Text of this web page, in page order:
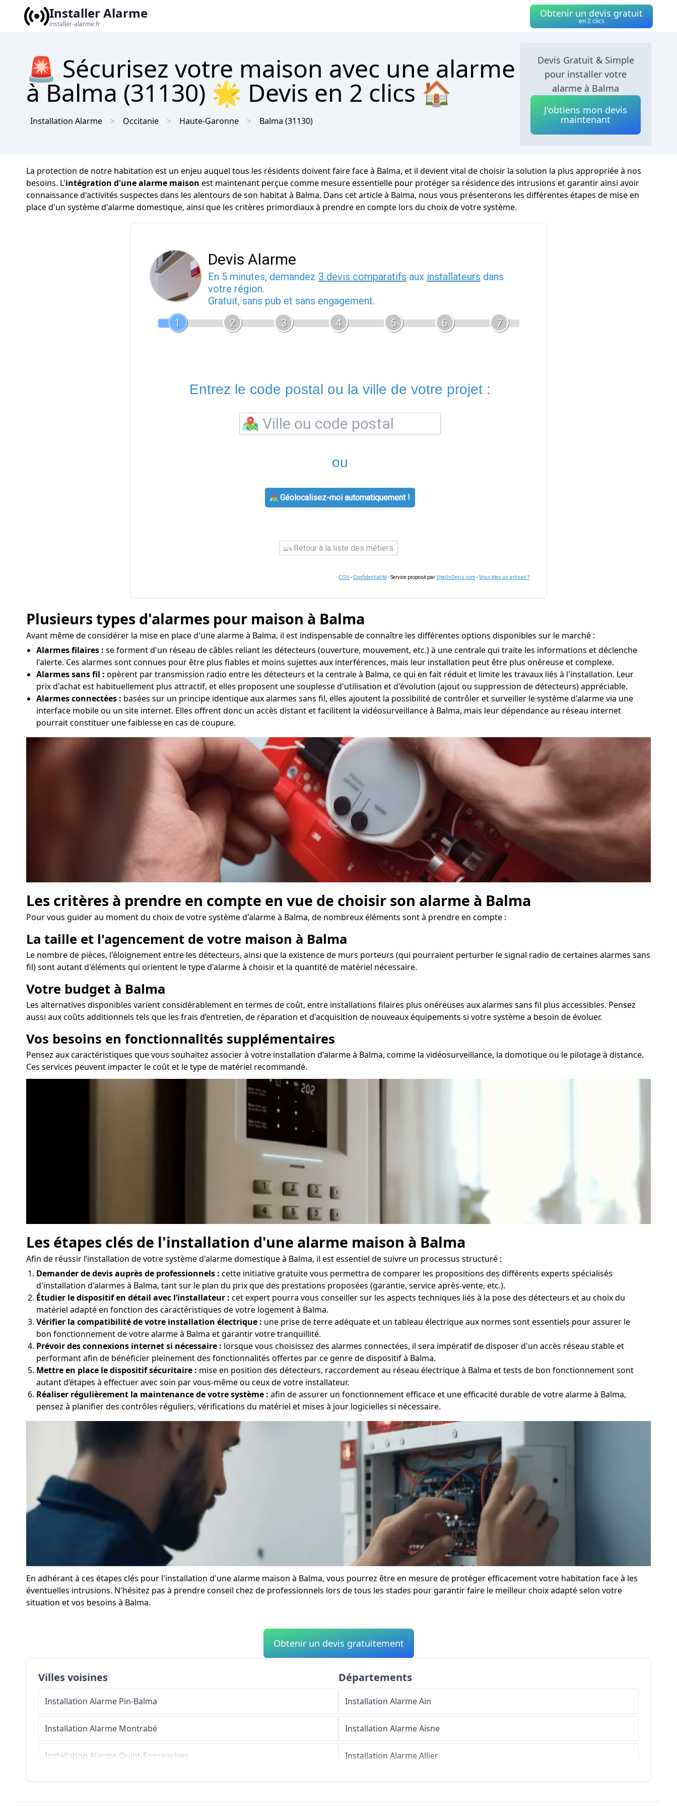
Installer Alarme
installer-alarme.fr
Obtenir un devis gratuit
en 2 clics
🚨 Sécurisez votre maison avec une alarme
à Balma (31130) 🌟 Devis en 2 clics 🏠
Installation Alarme Occitanie Haute-Garonne Balma (31130)
Devis Gratuit & Simple
pour installer votre
alarme à Balma
J'obtiens mon devis
maintenant
La protection de notre habitation est un enjeu auquel tous les résidents doivent faire face à Balma, et il devient vital de choisir la solution la plus appropriée à nos
besoins. L'intégration d'une alarme maison est maintenant perçue comme mesure essentielle pour protéger sa résidence des intrusions et garantir ainsi avoir
connaissance d'activités suspectes dans les alentours de son habitat à Balma. Dans cet article à Balma, nous vous présenterons les différentes étapes de mise en
place d'un système d'alarme domestique, ainsi que les critères primordiaux à prendre en compte lors du choix de votre système.
Devis Alarme
En 5 minutes, demandez 3 devis comparatifs aux installateurs dans
votre région.
Gratuit, sans pub et sans engagement.
1
2 3 4 5 6 7
Entrez le code postal ou la ville de votre projet :
ou
Géolocalisez-moi automatiquement !
Retour à la liste des métiers
CGU - Confidentialité- Service proposé parViteUnDevis.com -Vous êtes un artisan ?
Plusieurs types d'alarmes pour maison à Balma
Avant même de considérer la mise en place d'une alarme à Balma, il est indispensable de connaître les différentes options disponibles sur le marché :
Alarmes filaires : se forment d'un réseau de câbles reliant les détecteurs (ouverture, mouvement, etc.) à une centrale qui traite les informations et déclenche
l'alerte. Ces alarmes sont connues pour être plus fiables et moins sujettes aux interférences, mais leur installation peut être plus onéreuse et complexe.
Alarmes sans fil : opèrent par transmission radio entre les détecteurs et la centrale à Balma, ce qui en fait réduit et limite les travaux liés à l'installation. Leur
prix d'achat est habituellement plus attractif, et elles proposent une souplesse d'utilisation et d'évolution (ajout ou suppression de détecteurs) appréciable.
Alarmes connectées : basées sur un principe identique aux alarmes sans fil, elles ajoutent la possibilité de contrôler et surveiller le système d'alarme via une
interface mobile ou un site internet. Elles offrent donc un accès distant et facilitent la vidéosurveillance à Balma, mais leur dépendance au réseau internet
pourrait constituer une faiblesse en cas de coupure.
Les critères à prendre en compte en vue de choisir son alarme à Balma
Pour vous guider au moment du choix de votre système d'alarme à Balma, de nombreux éléments sont à prendre en compte :
La taille et l'agencement de votre maison à Balma
Le nombre de pièces, l'éloignement entre les détecteurs, ainsi que la existence de murs porteurs (qui pourraient perturber le signal radio de certaines alarmes sans
fil) sont autant d'éléments qui orientent le type d'alarme à choisir et la quantité de matériel nécessaire.
Votre budget à Balma
Les alternatives disponibles varient considérablement en termes de coût, entre installations filaires plus onéreuses aux alarmes sans fil plus accessibles. Pensez
aussi aux coûts additionnels tels que les frais d’entretien, de réparation et d'acquisition de nouveaux équipements si votre système a besoin de évoluer.
Vos besoins en fonctionnalités supplémentaires
Pensez aux caractéristiques que vous souhaitez associer à votre installation d'alarme à Balma, comme la vidéosurveillance, la domotique ou le pilotage à distance.
Ces services peuvent impacter le coût et le type de matériel recommandé.
Les étapes clés de l'installation d'une alarme maison à Balma
Afin de réussir l’installation de votre système d'alarme domestique à Balma, il est essentiel de suivre un processus structuré :
Demander de devis auprès de professionnels : cette initiative gratuite vous permettra de comparer les propositions des différents experts spécialisés
d'installation d'alarmes à Balma, tant sur le plan du prix que des prestations proposées (garantie, service après-vente, etc.).
Étudier le dispositif en détail avec l’installateur : cet expert pourra vous conseiller sur les aspects techniques liés à la pose des détecteurs et au choix du
matériel adapté en fonction des caractéristiques de votre logement à Balma.
Vérifier la compatibilité de votre installation électrique : une prise de terre adéquate et un tableau électrique aux normes sont essentiels pour assurer le
bon fonctionnement de votre alarme à Balma et garantir votre tranquillité.
Prévoir des connexions internet si nécessaire : lorsque vous choisissez des alarmes connectées, il sera impératif de disposer d'un accès réseau stable et
performant afin de bénéficier pleinement des fonctionnalités offertes par ce genre de dispositif à Balma.
Mettre en place le dispositif sécuritaire : mise en position des détecteurs, raccordement au réseau électrique à Balma et tests de bon fonctionnement sont
autant d’étapes à effectuer avec soin par vous-même ou ceux de votre installateur.
Réaliser régulièrement la maintenance de votre système : afin de assurer un fonctionnement efficace et une efficacité durable de votre alarme à Balma,
pensez à planifier des contrôles réguliers, vérifications du matériel et mises à jour logicielles si nécessaire.
En adhérant à ces étapes clés pour l'installation d'une alarme maison à Balma, vous pourrez être en mesure de protéger efficacement votre habitation face à les
éventuelles intrusions. N'hésitez pas à prendre conseil chez de professionnels lors de tous les stades pour garantir faire le meilleur choix adapté selon votre
situation et vos besoins à Balma.
Obtenir un devis gratuitement
Villes voisines
Installation Alarme Pin-Balma
Installation Alarme Montrabé
Installation Alarme Quint-Fonsegrives
Installation AlarmeSaint-Jean
Départements
Installation AlarmeAin
Installation AlarmeAisne
Installation AlarmeAllier
Installation AlarmeAlpes-de-Haute-Provence